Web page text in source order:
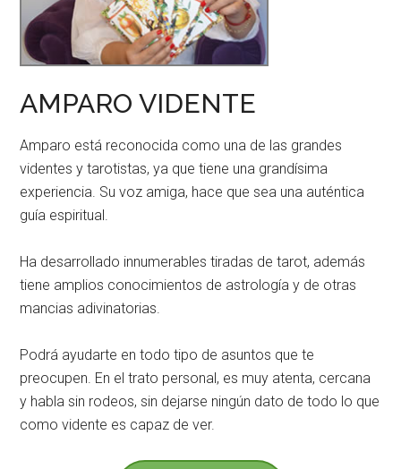
AMPARO VIDENTE
Amparo está reconocida como una de las grandes
videntes y tarotistas, ya que tiene una grandísima
experiencia. Su voz amiga, hace que sea una auténtica
guía espiritual.
Ha desarrollado innumerables tiradas de tarot, además
tiene amplios conocimientos de astrología y de otras
mancias adivinatorias.
Podrá ayudarte en todo tipo de asuntos que te
preocupen. En el trato personal, es muy atenta, cercana
y habla sin rodeos, sin dejarse ningún dato de todo lo que
como vidente es capaz de ver.